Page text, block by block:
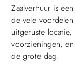
Zaalverhuur is
de vele
uitgeruste
voorzieningen,
de grote dag.